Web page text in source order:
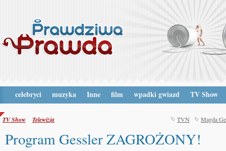
celebryci muzyka Inne film wpadki gwiazd TV Show
TV Show Telewizja TVN Magda
Program Gessler ZAGROŻONY!